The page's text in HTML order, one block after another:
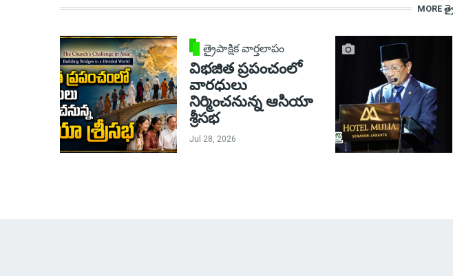
MORE
త్రైపాక్షిక వార్తలాపం
విభజిత ప్రపంచంలో
వారధులు
నిర్మించనున్న ఆసియా
శ్రీసభ
Jul 28, 2026